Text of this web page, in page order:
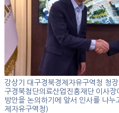
강상기 대구경북경제자유구역청 청
구경북첨단의료산업진흥재단 이사
방안을 논의하기에 앞서 인사를 나
제자유구역청)